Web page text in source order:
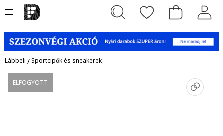
Lábbeli /Sportcipők és sneakerek
ELFOGYOTT